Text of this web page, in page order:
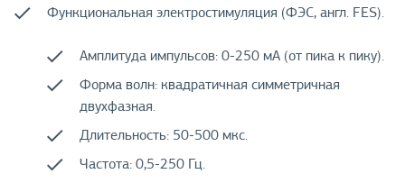
Функциональная электростимуляция (ФЭС, англ. FES).
Амплитуда импульсов: 0-250 мА (от пика к пику).
Форма волн: квадратичная симметричная
двухфазная.
Длительность: 50-500 мкс.
Частота: 0,5-250 Гц.